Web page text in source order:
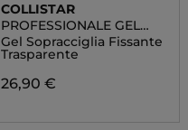
COLLISTAR
PROFESSIONALE GEL
SOPRACCIGLIA FISSANTE
TRASPARENTE
Gel Sopracciglia Fissante
Trasparente
26,90 €